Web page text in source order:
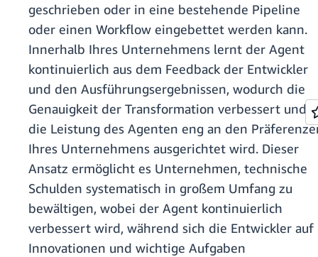
geschrieben oder in eine bestehende Pipeline
oder einen Workflow eingebettet werden kann.
Innerhalb Ihres Unternehmens lernt der Agent
kontinuierlich aus dem Feedback der Entwickler
und den Ausführungsergebnissen, wodurch die
Genauigkeit der Transformation verbessert und
die Leistung des Agenten eng an den
Ihres Unternehmens ausgerichtet wird. Dieser
Ansatz ermöglicht es Unternehmen, technische
Schulden systematisch in großem Umfang zu
bewältigen, wobei der Agent kontinuierlich
verbessert wird, während sich die Entwickler auf
Innovationen und wichtige Aufgaben